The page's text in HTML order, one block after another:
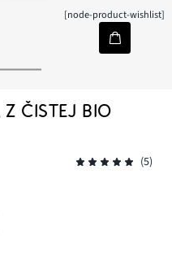
[node-product-wishlist]
Z ČISTEJ BIO
(5)